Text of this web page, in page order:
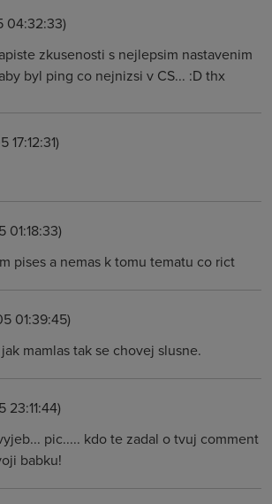
04:32:33)
zkusenosti s nejlepsim nastavenim
byl ping co nejnizsi v CS... :D thx
17:12:31)
01:18:33)
pises a nemas k tomu tematu co rict
01:39:45)
mamlas tak se chovej slusne.
23:11:44)
pic..... kdo te zadal o tvuj comment
babku!